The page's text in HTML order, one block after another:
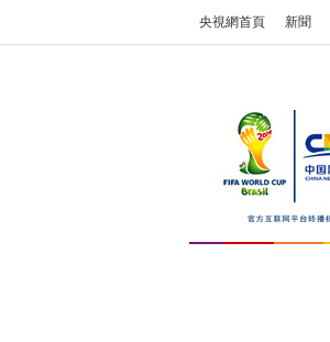
央視網首頁 新聞